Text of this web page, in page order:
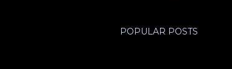
POPULAR POSTS